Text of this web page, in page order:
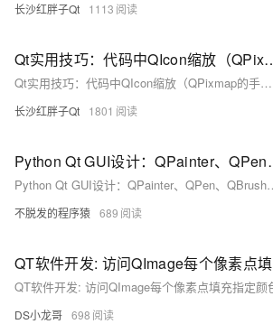
长沙红胖子Qt 1113
Qt实用技巧：代码中QIcon
Qt实用技巧：代码中QIcon缩放（QPixmap的手动放大和QIcon自动缩小）
长沙红胖子Qt 1801
Python Qt GUI设
Python Qt GUI设计：
不脱发的程序猿 689
QT软件开发: 访问QImage每个像素点
QT软件开发: 访问QImage每个像素点填充指定颜
DS小龙哥 698